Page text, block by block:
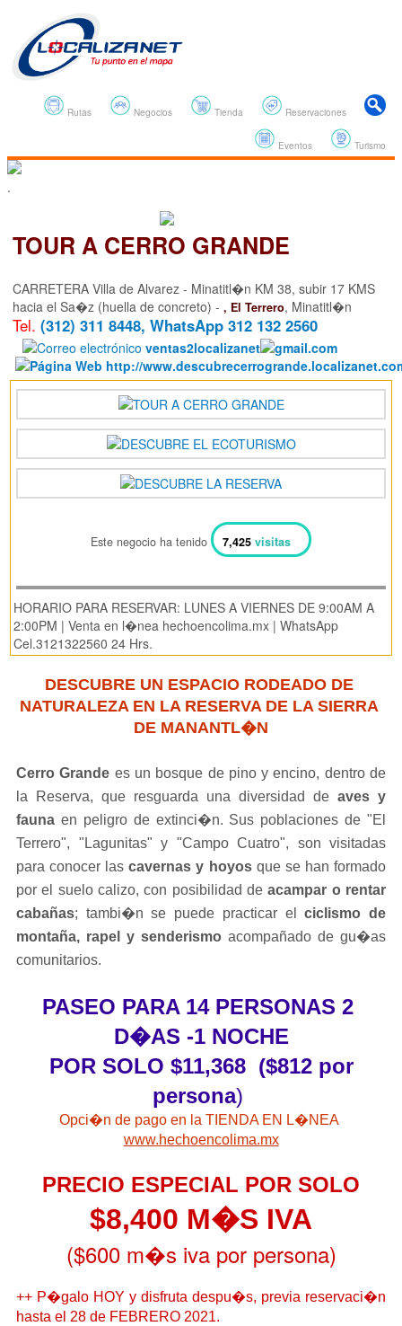
Reservaciones
Tienda
Negocios
Rutas
Turismo
Eventos
.
TOUR A CERRO GRANDE
CARRETERA Villa de Alvarez - Minatitl�n KM 38, subir 17 KMS
hacia el Sa�z (huella de concreto) - , El Terrero, Minatitl�n
Tel. (312) 311 8448, WhatsApp 312 132 2560
ventas2localizanet
gmail.com
http://
Este negocio ha tenido 7,425 visitas
HORARIO PARA RESERVAR: LUNES A VIERNES DE 9:00AM A
2:00PM | Venta en l�nea hechoencolima.mx | WhatsApp
Cel.3121322560 24 Hrs.
DESCUBRE UN ESPACIO RODEADO DE
NATURALEZA EN LA RESERVA DE LA SIERRA
DE MANANTL�N
Cerro Grande es un bosque de pino y encino, dentro de
la Reserva, que resguarda una diversidad de aves y
fauna en peligro de extinci�n. Sus poblaciones de "El
Terrero", "Lagunitas" y "Campo Cuatro", son visitadas
para conocer las cavernas y hoyos que se han formado
por el suelo calizo, con posibilidad de acampar o rentar
cabañas; tambi�n se puede practicar el ciclismo de
montaña, rapel y senderismo acompañado de gu�as
comunitarios.
PASEO PARA 14 PERSONAS 2
D�AS -1 NOCHE
POR SOLO $11,368  ($812 por
persona)
www.hechoencolima.mx
PRECIO ESPECIAL POR SOLO
$8,400 M�S IVA
($600 m�s iva por persona)
++ P�galo HOY y disfruta despu�s, previa reservaci�n
hasta el 28 de FEBRERO 2021.